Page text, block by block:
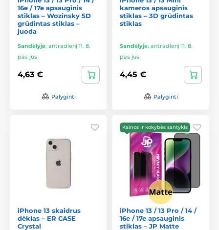
16e / 17e apsauginis
stiklas – Wozinsky 5D
grūdintas stiklas –
juoda
Sandėlyje, antradienį 11. 8.
pas jus
4,63 €
Palyginti
kameros apsauginis
stiklas – 3D grūdintas
stiklas
Sandėlyje, antradienį 11. 8.
pas jus
4,45 €
Palyginti
iPhone 13 skaidrus
dėklas – ER CASE
Crystal
Kainos ir kokybės santykis
iPhone 13 / 13 Pro / 14 /
16e / 17e apsauginis
stiklas – JP Matte